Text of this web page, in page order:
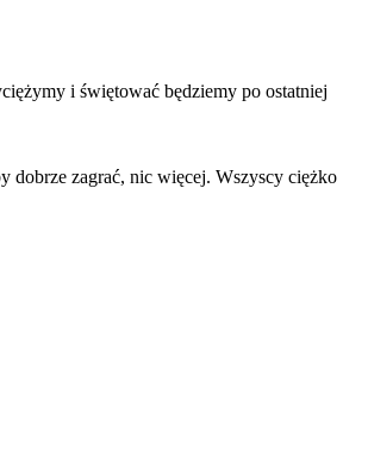
i świętować będziemy po ostatniej
dobrze zagrać, nic więcej. Wszyscy ciężko